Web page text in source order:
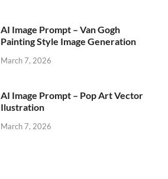
AI Image Prompt – Van Gogh
Painting Style Image Generation
March 7, 2026
AI Image Prompt – Pop Art Vector
Ilustration
March 7, 2026